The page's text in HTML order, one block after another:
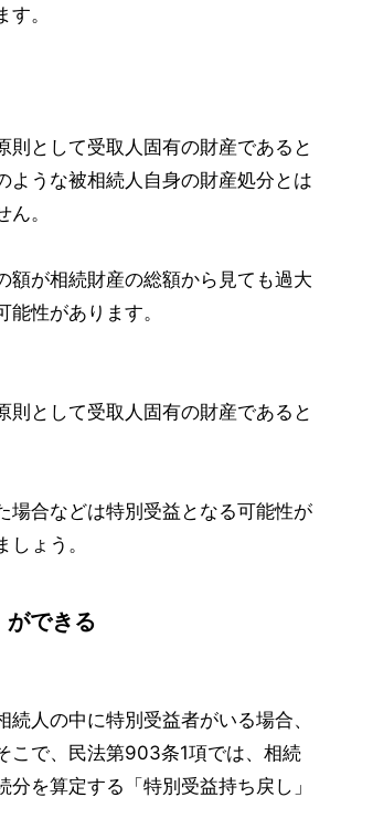
。
として受取人固有の財産であると
ような被相続人自身の財産処分とは
。
額が相続財産の総額から見ても過大
性があります。
として受取人固有の財産であると
場合などは特別受益となる可能性が
ょう。
ができる
人の中に特別受益者がいる場合、
こで、民法第903条1項では、相続
を算定する「特別受益持ち戻し」